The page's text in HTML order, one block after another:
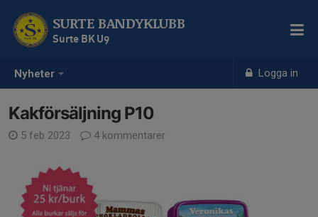
Nyheter Logga in
SURTE BANDYKLUBB
Surte BK U9
Kakförsäljning P10
5 feb 2023 4 kommentarer